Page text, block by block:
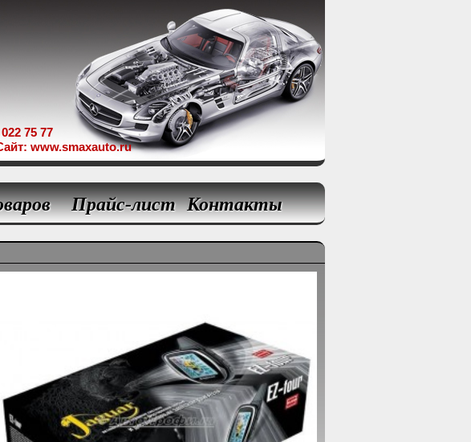
75 77
www.smaxauto.ru
Прайс-лист Контакты